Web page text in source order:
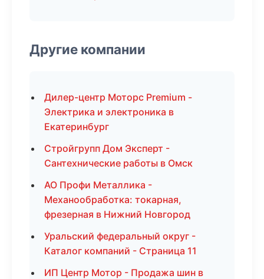
Другие компании
Дилер-центр Моторс Premium -
Электрика и электроника в
Екатеринбург
Стройгрупп Дом Эксперт -
Сантехнические работы в Омск
АО Профи Металлика -
Механообработка: токарная,
фрезерная в Нижний Новгород
Уральский федеральный округ -
Каталог компаний - Страница 11
ИП Центр Мотор - Продажа шин в